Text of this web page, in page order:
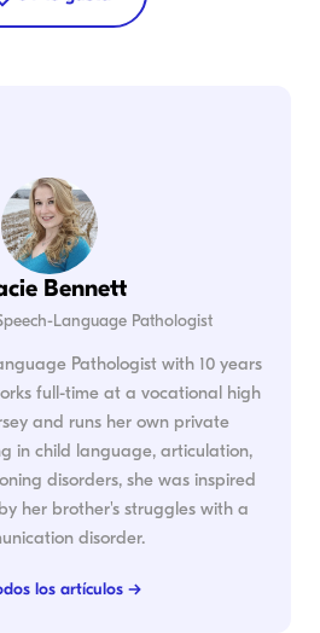
Bennett
Language Pathologist
Pathologist with 10 years
full-time at a vocational high
and runs her own private
in child language, articulation,
disorders, she was inspired
her brother's struggles with a
disorder.
los artículos →